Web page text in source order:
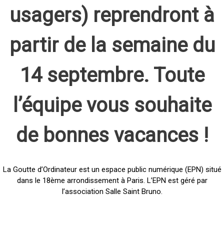
usagers) reprendront à
partir de la semaine du
14 septembre. Toute
l’équipe vous souhaite
de bonnes vacances !
La Goutte d’Ordinateur est un espace public numérique (EPN) situé
dans le 18ème arrondissement à Paris. L’EPN est géré par
l’association Salle Saint Bruno.